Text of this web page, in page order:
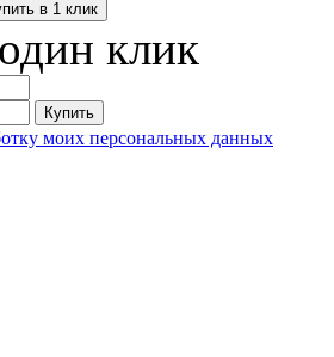
в 1 клик
клик
Купить
моих персональных данных